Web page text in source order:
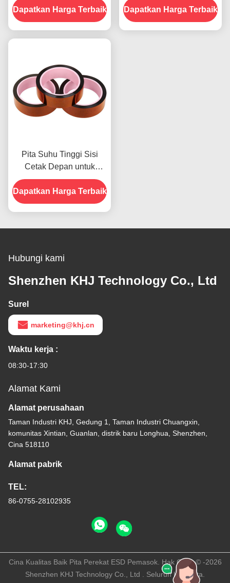
Dapatkan Harga Terbaik
Terhadap Kelembaban
dan Kekuatan Kupas
Dapatkan Harga Terbaik
Pita Suhu Tinggi Sisi
Cetak Depan untuk
Produk Dalam Stok
Dapatkan Harga Terbaik
Hubungi kami
Shenzhen KHJ Technology Co., Ltd
Surel
marketing@khj.cn
Waktu kerja :
08:30-17:30
Alamat Kami
Alamat perusahaan
Taman Industri KHJ, Gedung 1, Taman Industri Chuangxin,
komunitas Xintian, Guanlan, distrik baru Longhua, Shenzhen,
Cina 518110
Alamat pabrik
TEL:
86-0755-28102935
Cina Kualitas Baik Pita Perekat ESD Pemasok. Hak Cipta © -2026
Shenzhen KHJ Technology Co., Ltd . Seluruh hak cipta.